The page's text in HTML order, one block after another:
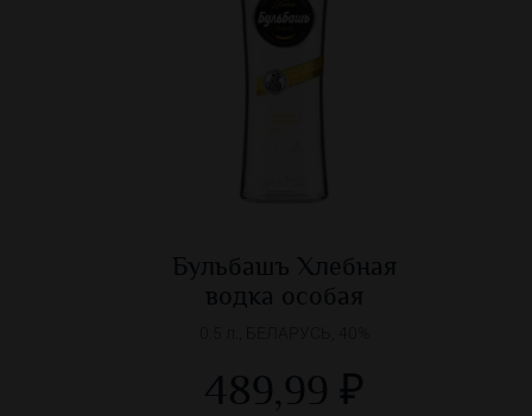
Бульбашъ Хлебная
водка особая
489,99 ₽